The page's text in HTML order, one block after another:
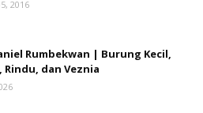
2016
Rumbekwan | Burung Kecil,
Rindu, dan Veznia